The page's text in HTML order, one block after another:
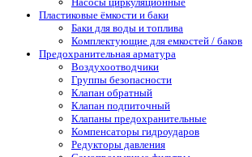
Пластиковые ёмкости и баки
Баки для воды и топлива
Комплектующие для емкостей / баков
Предохранительная арматура
Воздухоотводчики
Группы безопасности
Клапан обратный
Клапан подпиточный
Клапаны предохранительные
Компенсаторы гидроударов
Редукторы давления